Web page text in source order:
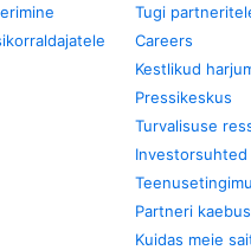
Tugi
Careers
Kestlikud
Pressikeskus
Turvalisuse
Investorsuhted
Partneri
Kuidas meie